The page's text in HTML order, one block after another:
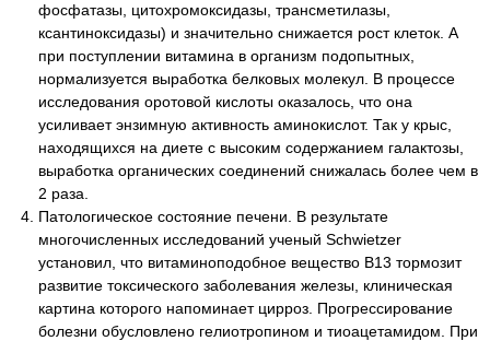
фосфатазы, цитохромоксидазы, трансметилазы,
ксантиноксидазы) и значительно снижается рост клеток. А
при поступлении витамина в организм подопытных,
нормализуется выработка белковых молекул. В процессе
исследования оротовой кислоты оказалось, что она
усиливает энзимную активность аминокислот. Так у крыс,
находящихся на диете с высоким содержанием галактозы,
выработка органических соединений снижалась более чем в
2 раза.
Патологическое состояние печени. В результате
многочисленных исследований ученый Schwietzer
установил, что витаминоподобное вещество В13 тормозит
развитие токсического заболевания железы, клиническая
картина которого напоминает цирроз. Прогрессирование
болезни обусловлено гелиотропином и тиоацетамидом. При